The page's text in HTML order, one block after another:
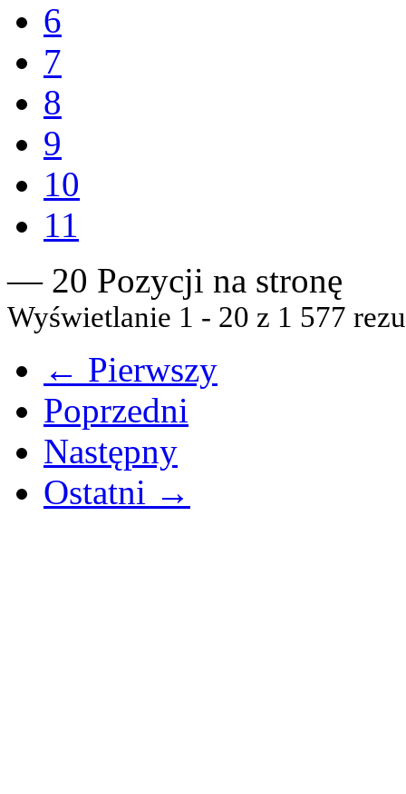
6
7
8
9
10
11
— 20 Pozycji na stronę
Wyświetlanie 1 - 20 z 1 577
← Pierwszy
Poprzedni
Następny
Ostatni →